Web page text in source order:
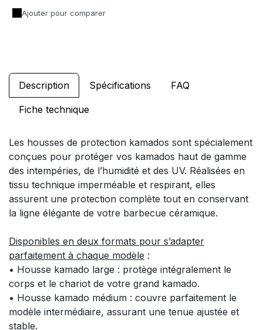
Ajouter pour comparer
Description Spécifications FAQ
Fiche technique
Les housses de protection kamados sont spécialement
conçues pour protéger vos kamados haut de gamme
des intempéries, de l’humidité et des UV. Réalisées en
tissu technique imperméable et respirant, elles
assurent une protection complète tout en conservant
la ligne élégante de votre barbecue céramique.
Disponibles en deux formats pour s’adapter
parfaitement à chaque modèle :
• Housse kamado large : protège intégralement le
corps et le chariot de votre grand kamado.
• Housse kamado médium : couvre parfaitement le
modèle intermédiaire, assurant une tenue ajustée et
stable.